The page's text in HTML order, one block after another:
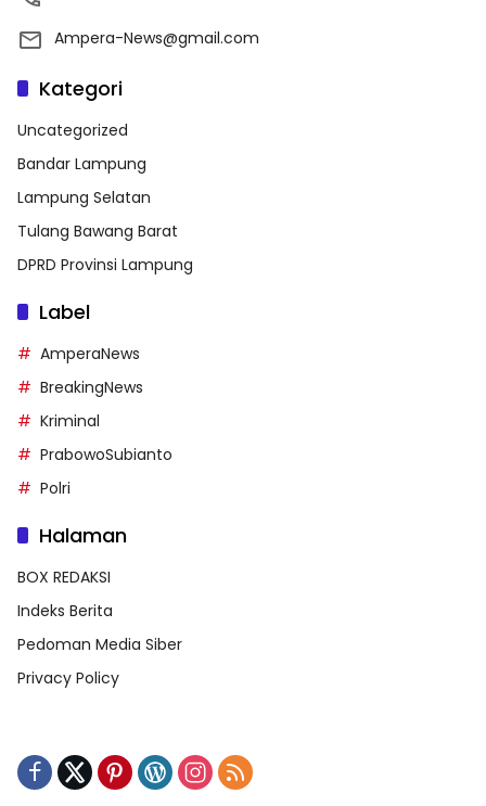
Ampera-News@gmail.com
Kategori
Uncategorized
Bandar Lampung
Lampung Selatan
Tulang Bawang Barat
DPRD Provinsi Lampung
Label
AmperaNews
BreakingNews
Kriminal
PrabowoSubianto
Polri
Halaman
BOX REDAKSI
Indeks Berita
Pedoman Media Siber
Privacy Policy